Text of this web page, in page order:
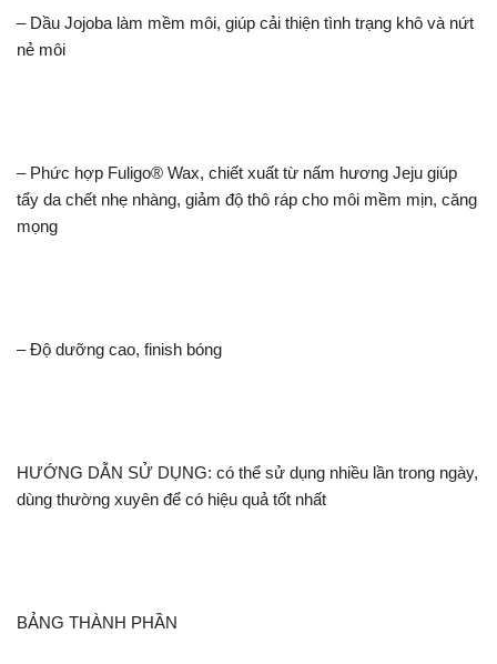
– Dầu Jojoba làm mềm môi, giúp cải thiện tình trạng khô và nứt
nẻ môi
– Phức hợp Fuligo® Wax, chiết xuất từ nấm hương Jeju giúp
tẩy da chết nhẹ nhàng, giảm độ thô ráp cho môi mềm mịn, căng
mọng
– Độ dưỡng cao, finish bóng
HƯỚNG DẪN SỬ DỤNG: có thể sử dụng nhiều lần trong ngày,
dùng thường xuyên để có hiệu quả tốt nhất
BẢNG THÀNH PHẦN